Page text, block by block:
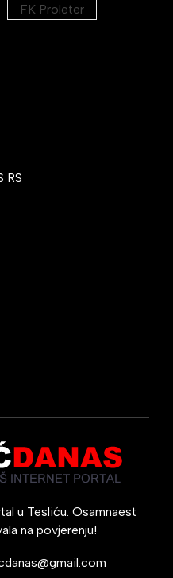
FK Proleter
RS
u Tesliću. Osamnaest
na povjerenju!